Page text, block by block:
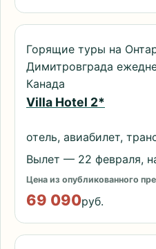
Горящие туры на
Димитровграда
Канада
Villa Hotel 2*
отель, авиабилет,
Вылет — 22 февраля,
Цена из опубликованного
69 090руб.